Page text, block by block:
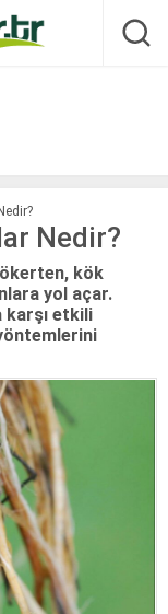
Nedir?
kök
yol açar.
karşı etkili